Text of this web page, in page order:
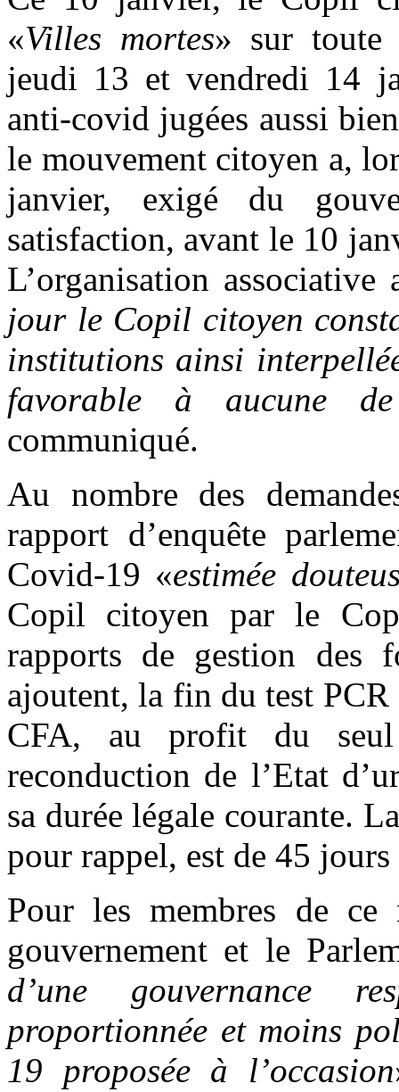
«Villes mortes» sur toute
jeudi 13 et vendredi 14
anti-covid jugées aussi
le mouvement citoyen a,
janvier, exigé du
satisfaction, avant le 10
L’organisation
jour le Copil citoyen
institutions ainsi
favorable à aucune de
communiqué.
Au nombre des
rapport d’enquête
Covid-19 «estimée
Copil citoyen par le
rapports de gestion des
ajoutent, la fin du test
CFA, au profit du
reconduction de l’Etat
sa durée légale courante.
pour rappel, est de 45
Pour les membres de
gouvernement et le
d’une gouvernance
proportionnée et moins
19 proposée à l’occasion